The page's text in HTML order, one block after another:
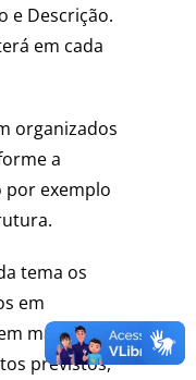
e Descrição.
em cada
organizados
a
exemplo
tema os
em
maior
previstos,